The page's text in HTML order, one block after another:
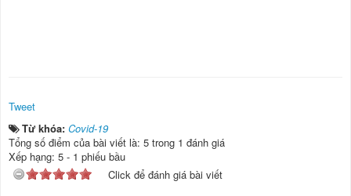
Tweet
Từ khóa: Covid-19
Tổng số điểm của bài viết là: 5 trong 1 đánh giá
Xếp hạng: 5 - 1 phiếu bầu
Click để đánh giá bài viết